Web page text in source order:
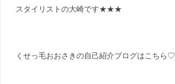
スタイリストの大崎です★★★
くせっ毛おおさきの自己紹介ブログはこちら♡